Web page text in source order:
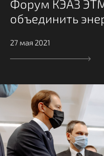
Форум КЭАЗ
объединить
27 мая 2021